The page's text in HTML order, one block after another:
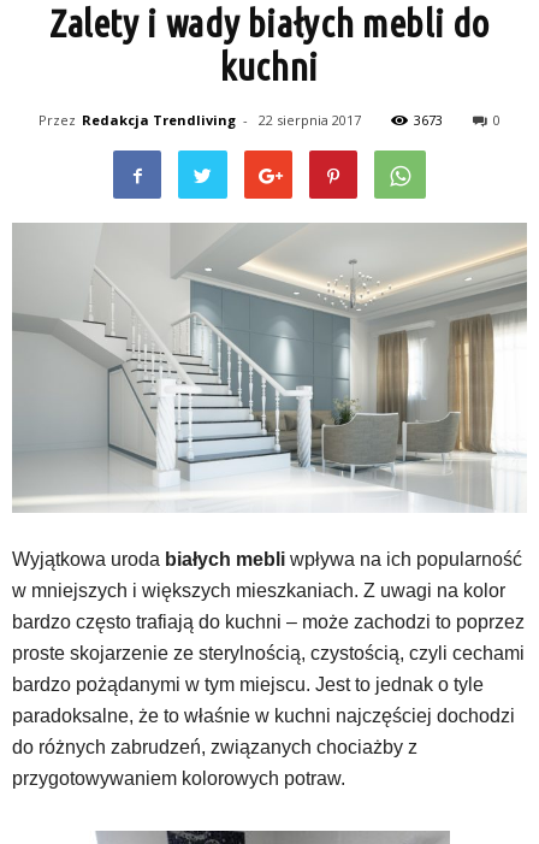
Zalety i wady białych mebli do
kuchni
Przez Redakcja Trendliving - 22 sierpnia 2017 3673 0
Wyjątkowa uroda białych mebli wpływa na ich popularność
w mniejszych i większych mieszkaniach. Z uwagi na kolor
bardzo często trafiają do kuchni – może zachodzi to poprzez
proste skojarzenie ze sterylnością, czystością, czyli cechami
bardzo pożądanymi w tym miejscu. Jest to jednak o tyle
paradoksalne, że to właśnie w kuchni najczęściej dochodzi
do różnych zabrudzeń, związanych chociażby z
przygotowywaniem kolorowych potraw.